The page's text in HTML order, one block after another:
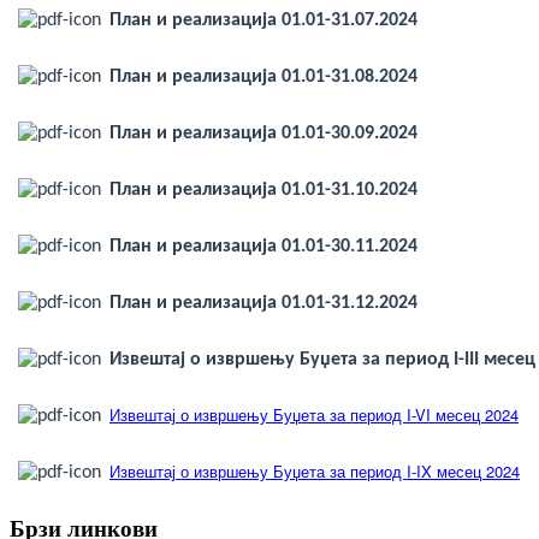
План и реализација 01.01-31.07.2024
План и реализација 01.01-31.08.2024
План и реализација 01.01-30.09.2024
План и реализација 01.01-31.10.2024
План и реализација 01.01-30.11.2024
План и реализација 01.01-31.12.2024
Извештај о извршењу Буџета за период I-III месец
Извештај о извршењу Буџета за период I-VI месец 2024
Извештај о извршењу Буџета за период I-IX месец 2024
Брзи линкови